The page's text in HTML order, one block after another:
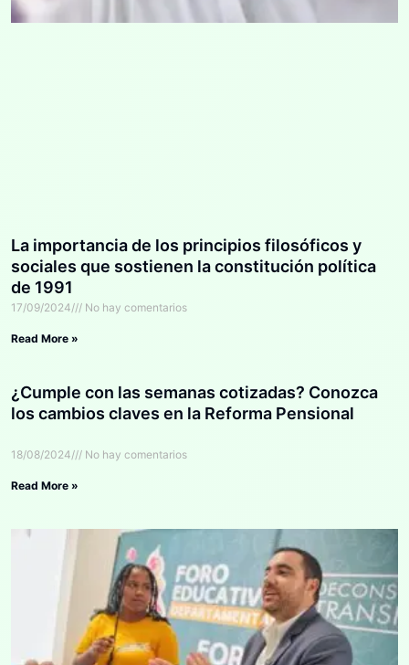
La importancia de los principios filosóficos y
sociales que sostienen la constitución política
de 1991
17/09/2024 No hay comentarios
Read More »
¿Cumple con las semanas cotizadas? Conozca
los cambios claves en la Reforma Pensional
18/08/2024 No hay comentarios
Read More »